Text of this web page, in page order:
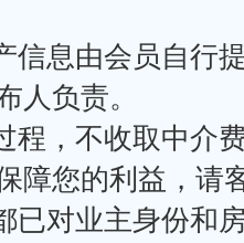
信息由会员自行
人负责。
程，不收取中介
障您的利益，请
已对业主身份和